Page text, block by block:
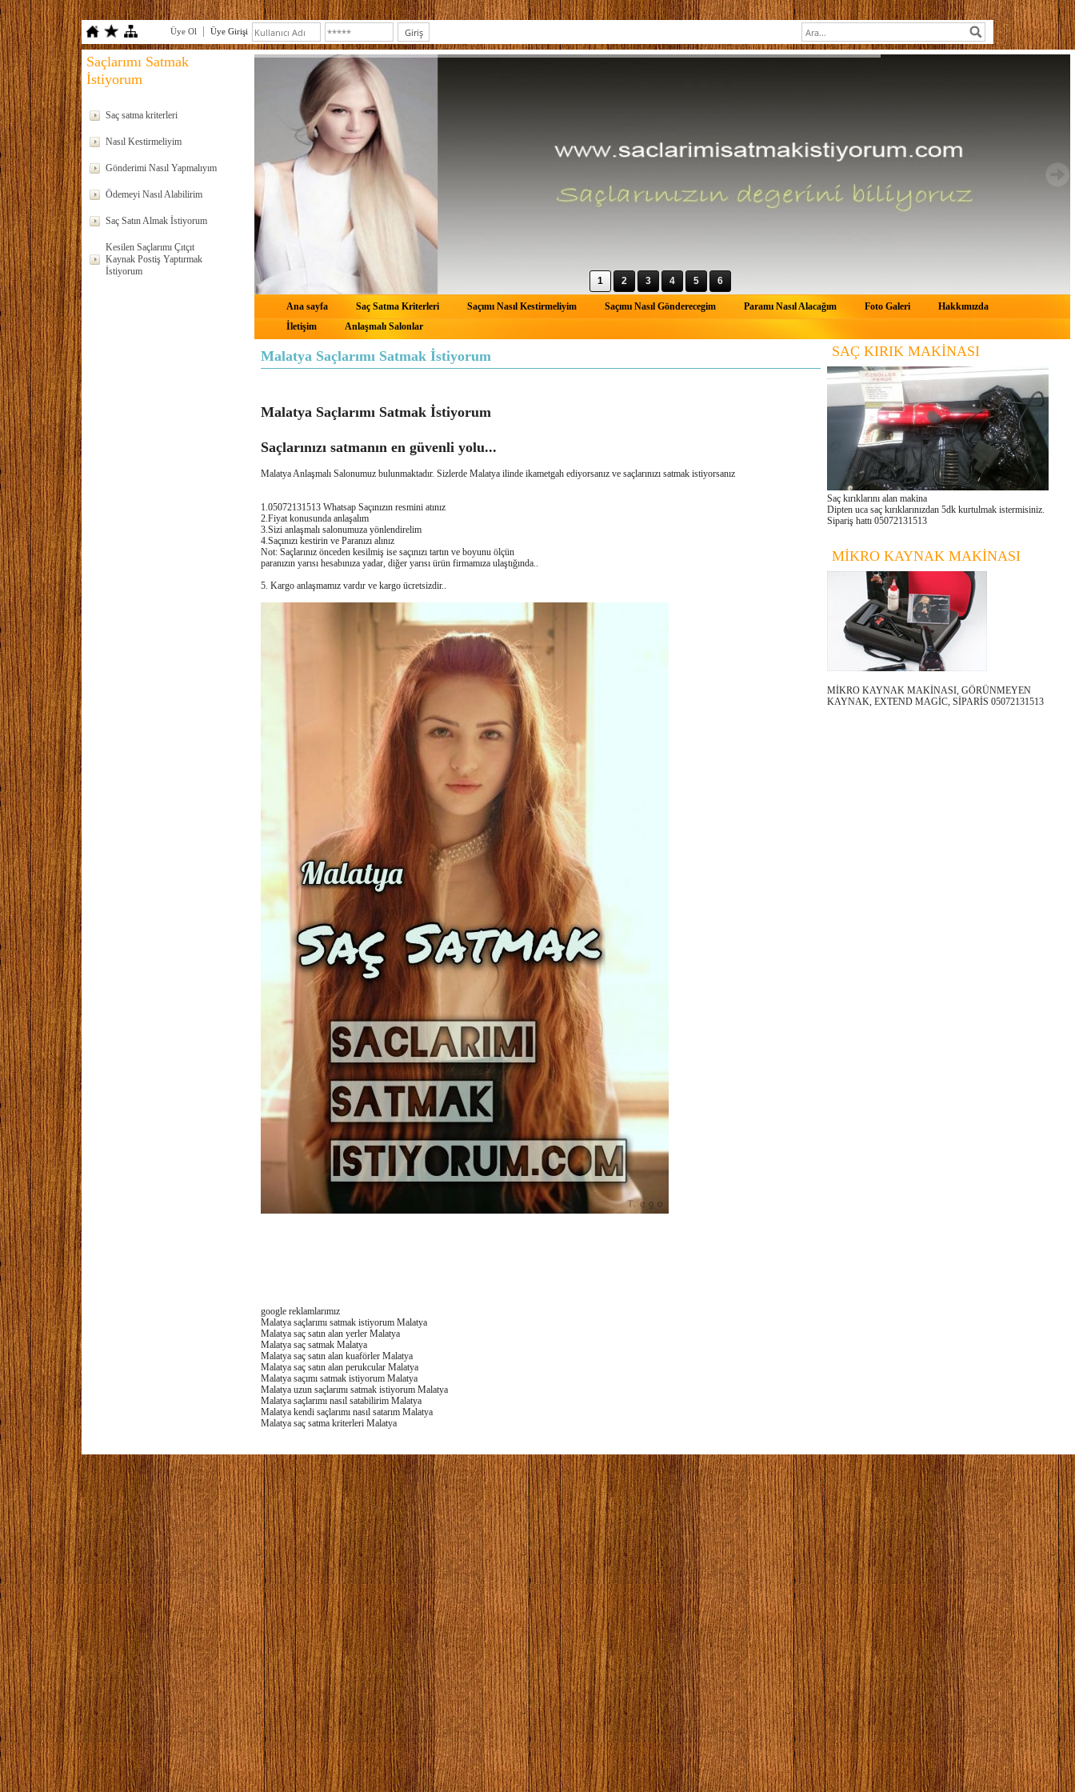
Üye Ol Üye Girişi
Saçlarımı Satmak
İstiyorum
Saç satma kriterleri
Nasıl Kestirmeliyim
Gönderimi Nasıl Yapmalıyım
Ödemeyi Nasıl Alabilirim
Saç Satın Almak İstiyorum
Kesilen Saçlarımı Çıtçıt
Kaynak Postiş Yaptırmak
İstiyorum
1
2 3 4 5 6
Ana sayfa Saç Satma Kriterleri Saçımı Nasıl Kestirmeliyim Saçımı Nasıl Gönderecegim Paramı Nasıl Alacağım Foto Galeri
Hakkımızda
İletişim
Anlaşmalı Salonlar
Malatya Saçlarımı Satmak İstiyorum
Malatya Saçlarımı Satmak İstiyorum
Saçlarınızı satmanın en güvenli yolu...
Malatya Anlaşmalı Salonumuz bulunmaktadır. Sizlerde Malatya ilinde ikametgah ediyorsanız ve saçlarınızı satmak istiyorsanız
1.05072131513 Whatsap Saçınızın resmini atınız
2.Fiyat konusunda anlaşalım
3.Sizi anlaşmalı salonumuza yönlendirelim
4.Saçınızı kestirin ve Paranızı alınız
Not: Saçlarınız önceden kesilmiş ise saçınızı tartın ve boyunu ölçün
paranızın yarısı hesabınıza yadar, diğer yarısı ürün firmamıza ulaştığında..
5. Kargo anlaşmamız vardır ve kargo ücretsizdir..
google reklamlarımız
Malatya saçlarımı satmak istiyorum Malatya
Malatya saç satın alan yerler Malatya
Malatya saç satmak Malatya
Malatya saç satın alan kuaförler Malatya
Malatya saç satın alan perukcular Malatya
Malatya saçımı satmak istiyorum Malatya
Malatya uzun saçlarımı satmak istiyorum Malatya
Malatya saçlarımı nasıl satabilirim Malatya
Malatya kendi saçlarımı nasıl satarım Malatya
Malatya saç satma kriterleri Malatya
SAÇ KIRIK MAKİNASI
Saç kırıklarını alan makina
Dipten uca saç kırıklarınızdan 5dk kurtulmak istermisiniz.
Sipariş hattı 05072131513
MİKRO KAYNAK MAKİNASI
MİKRO KAYNAK MAKİNASI, GÖRÜNMEYEN
KAYNAK, EXTEND MAGİC, SİPARİS 05072131513